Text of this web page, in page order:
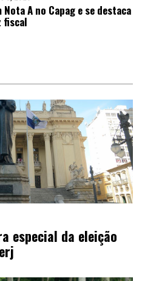
Nota A no Capag e se destaca
fiscal
especial da eleição